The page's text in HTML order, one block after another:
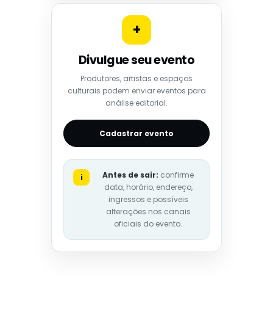
+
Divulgue seu evento
Produtores, artistas e espaços
culturais podem enviar eventos para
análise editorial.
Cadastrar evento
i Antes de sair: confirme
data, horário, endereço,
ingressos e possíveis
alterações nos canais
oficiais do evento.